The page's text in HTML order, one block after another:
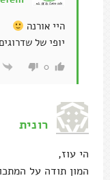
היי אורנה
יופי של
0
רונית
הי עוז,
המון תודה על